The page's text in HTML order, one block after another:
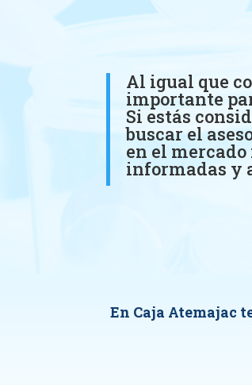
Al igual que
importante
Si estás
buscar el
en el
informadas y
En Caja Atemajac